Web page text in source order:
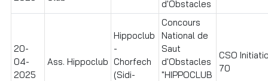
d'Obstacles
20-
04-
2025
Ass. Hippoclub
Hippoclub
-
Chorfech
(Sidi-
Concours
National de
Saut
d'Obstacles
"HIPPOCLUB
CSO
70